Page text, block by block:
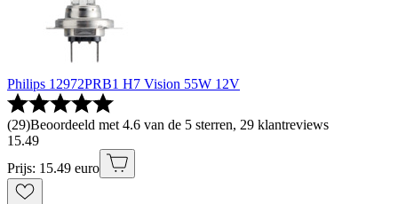
Philips 12972PRB1 H7 Vision 55W 12V
(29)Beoordeeld met 4.6 van de 5 sterren, 29 klantreviews
15.49
Prijs: 15.49 euro